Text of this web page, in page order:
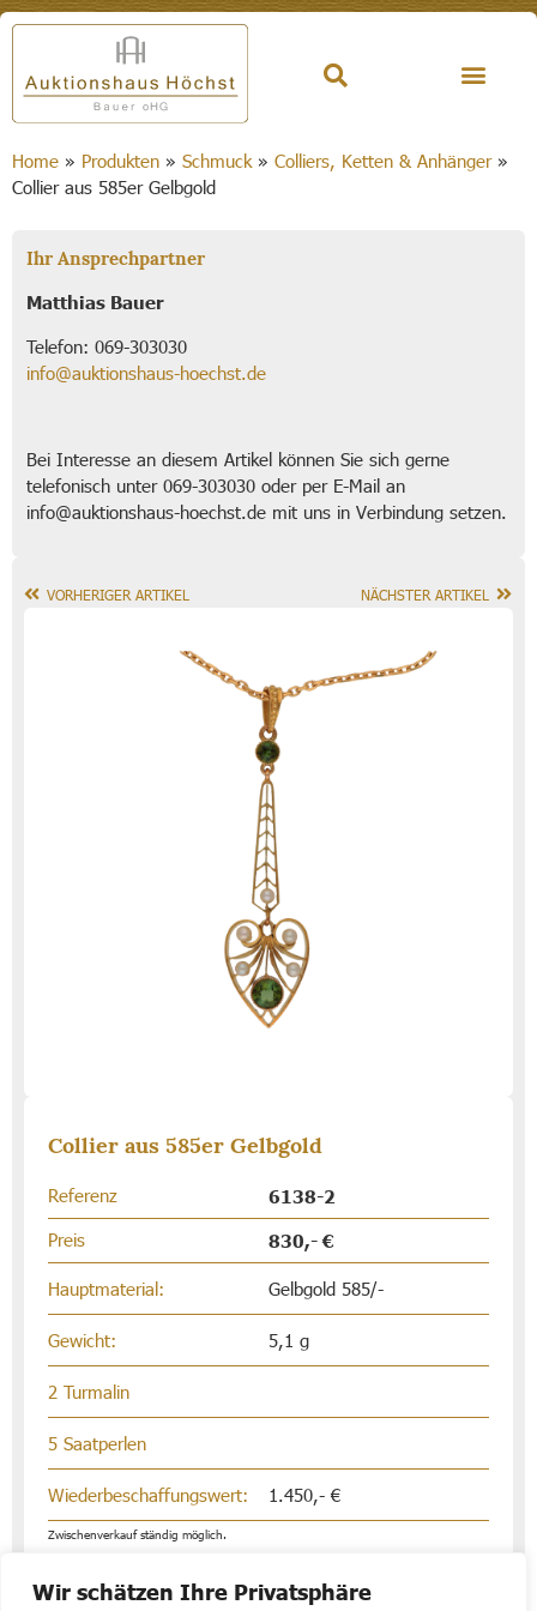
Wir schätzen Ihre Privatsphäre
Home » Produkten » Schmuck» Colliers, Ketten & Anhänger»
Collier aus 585er Gelbgold
Ihr Ansprechpartner
Matthias Bauer
Telefon: 069-303030
info@auktionshaus-hoechst.de
Bei Interesse an diesem Artikel können Sie sich gerne
telefonisch unter 069-303030 oder per E-Mail an
info@auktionshaus-hoechst.de mit uns in Verbindung setzen.
VORHERIGER ARTIKEL NÄCHSTER ARTIKEL
Collier aus 585er Gelbgold
Referenz 6138-2
Preis 830,- €
Hauptmaterial: Gelbgold 585/-
Gewicht: 5,1 g
2 Turmalin
5 Saatperlen
Wiederbeschaffungswert: 1.450,- €
Zwischenverkauf ständig möglich.